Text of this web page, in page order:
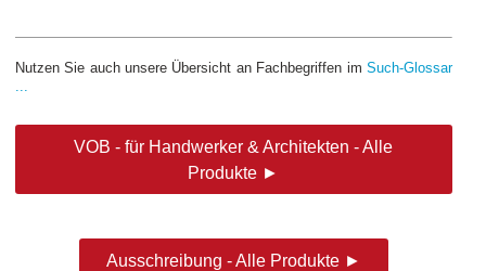
Nutzen Sie auch unsere Übersicht an Fachbegriffen im Such-Glossar
...
VOB - für Handwerker & Architekten - Alle
Produkte ►
Ausschreibung - Alle Produkte ►